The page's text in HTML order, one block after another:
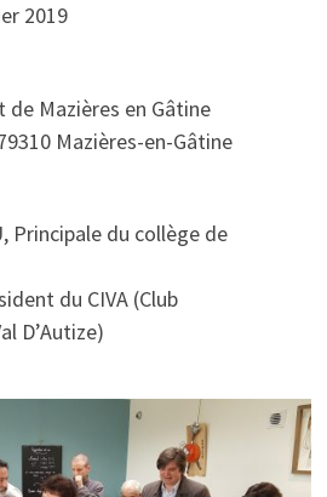
2019
Mazières en Gâtine
Mazières-en-Gâtine
Principale du collège de
du CIVA (Club
D’Autize)